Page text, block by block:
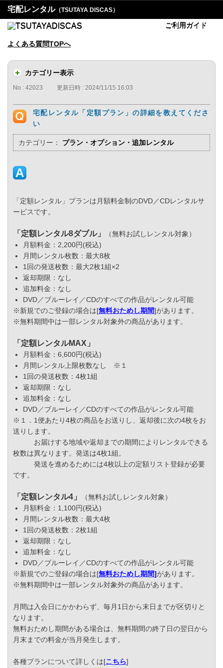
宅配レンタル（TSUTAYA DISCAS）
ご利用ガイド
よくある質問TOPへ
カテゴリー表示
No : 42023 更新日時 : 2024/11/15 16:03
宅配レンタル「定額プラン」の詳細を教えてくださ
い
カテゴリー： プラン・オプション・追加レンタル
「定額レンタル」プランは月額料金制のDVD／CDレンタルサ
ービスです。
「定額レンタル8ダブル」
（無料お試しレンタル対象）
月額料金：2,200円(税込)
月間レンタル枚数：最大8枚
1回の発送枚数：最大2枚1組×2
返却期限：なし
追加料金：なし
DVD／ブルーレイ／CDのすべての作品がレンタル可能
※新規でのご登録の場合は[無料おためし期間]があります。
※無料期間中は一部レンタル対象外の商品があります。
「定額レンタルMAX」
月額料金：6,600円(税込)
月間レンタル上限枚数なし ※１
1回の発送枚数：4枚1組
返却期限：なし
追加料金：なし
DVD／ブルーレイ／CDのすべての作品がレンタル可能
※１．1便あたり4枚の商品をお送りし、返却後に次の4枚をお
送りします。
お届けする地域や返却までの期間によりレンタルできる
枚数は異なります。発送は4枚1組。
発送を進めるためには4枚以上の定額リスト登録が必要
です。
「定額レンタル4」
（無料お試しレンタル対象）
月額料金：1,100円(税込)
月間レンタル枚数：最大4枚
1回の発送枚数：2枚1組
返却期限：なし
追加料金：なし
DVD／ブルーレイ／CDのすべての作品がレンタル可能
※新規でのご登録の場合は[無料おためし期間]があります。
※無料期間中は一部レンタル対象外の商品があります。
月間は入会日にかかわらず、毎月1日から末日までが区切りと
なります。
無料おためし期間がある場合は、無料期間の終了日の翌日から
月末までの料金が当月発生します。
各種プランについて詳しくは[こちら]